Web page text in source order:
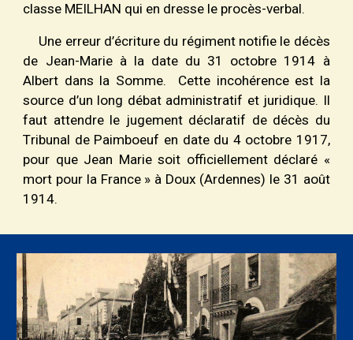
classe MEILHAN qui en dresse le procès-verbal.
Une erreur d’écriture du régiment notifie le décès
de Jean-Marie à la date du 31 octobre 1914 à
Albert dans la Somme. Cette incohérence est la
source d’un long débat administratif et juridique. Il
faut attendre le jugement déclaratif de décès du
Tribunal de Paimboeuf en date du 4 octobre 1917,
pour que Jean Marie soit officiellement déclaré «
mort pour la France » à Doux (Ardennes) le 31 août
1914.